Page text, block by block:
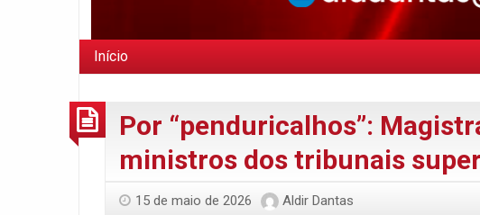
Início
Por “penduricalhos”:
ministros dos tribunais
15 de maio de 2026 Aldir Dantas